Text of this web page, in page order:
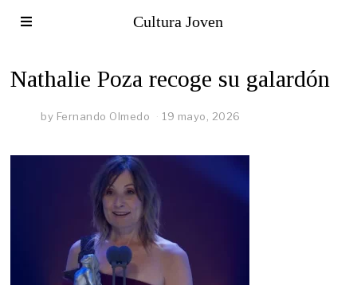
Cultura Joven
Nathalie Poza recoge su galardón
by Fernando Olmedo 19 mayo, 2026